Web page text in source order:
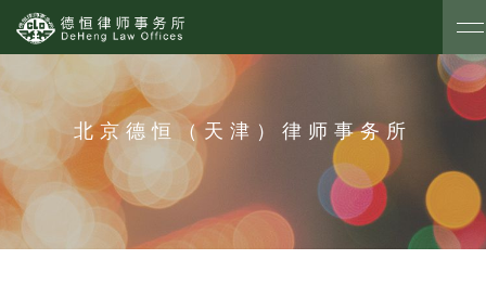
北京德恒（天津）律师事务所